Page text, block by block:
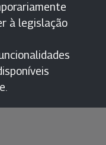
à legislação